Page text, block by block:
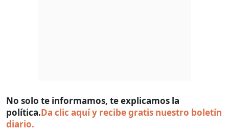
No solo te informamos, te explicamos la
política.Da clic aquí y recibe gratis nuestro boletín
diario.